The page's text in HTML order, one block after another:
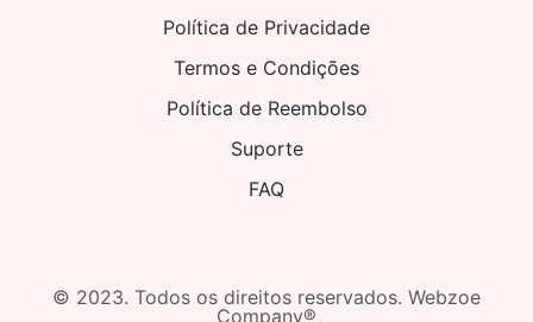
Política de Privacidade
Termos e Condições
Política de Reembolso
Suporte
FAQ
© 2023. Todos os direitos reservados. Webzoe
Company®